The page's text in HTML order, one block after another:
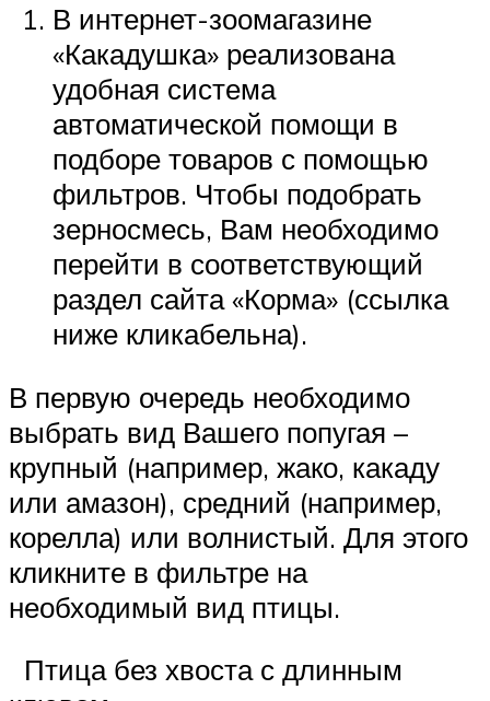
В интернет-зоомагазине
«Какадушка» реализована
удобная система
автоматической помощи в
подборе товаров с помощью
фильтров. Чтобы подобрать
зерносмесь, Вам необходимо
перейти в соответствующий
раздел сайта «Корма» (ссылка
ниже кликабельна).
В первую очередь необходимо
выбрать вид Вашего попугая –
крупный (например, жако, какаду
или амазон), средний (например,
корелла) или волнистый. Для этого
кликните в фильтре на
необходимый вид птицы.
Птица без хвоста с длинным